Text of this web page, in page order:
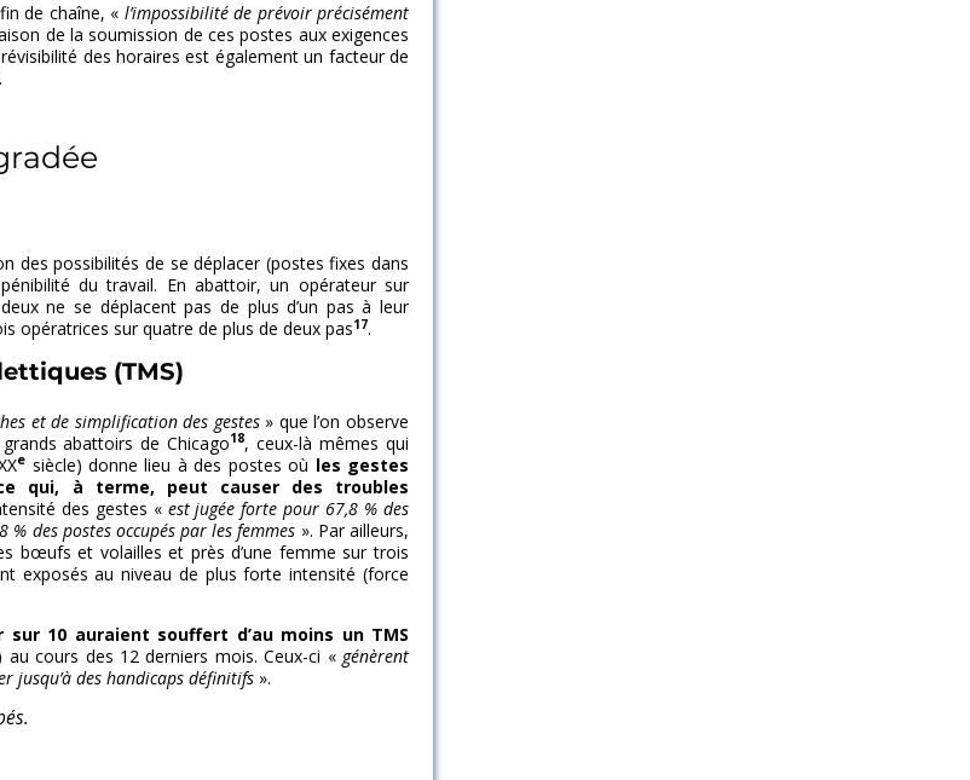
de chaîne, « l’impossibilité de prévoir précisément
de la soumission de ces postes aux exigences
des horaires est également un facteur de
des possibilités de se déplacer (postes fixes dans
du travail. En abattoir, un opérateur sur
ne se déplacent pas de plus d’un pas à leur
opératrices sur quatre de plus de deux pas17.
(TMS)
et de simplification des gestes» que l’on observe
abattoirs de Chicago18, ceux-là mêmes qui
e siècle) donne lieu à des postes où les gestes
qui, à terme, peut causer des troubles
des gestes « est jugée forte pour 67,8 % des
% des postes occupés par les femmes ». Par ailleurs,
bœufs et volailles et près d’une femme sur trois
exposés au niveau de plus forte intensité (force
sur 10 auraient souffert d’au moins un TMS
cours des 12 derniers mois. Ceux-ci « génèrent
jusqu’à des handicaps définitifs ».